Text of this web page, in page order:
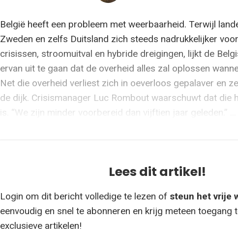
België heeft een probleem met weerbaarheid. Terwijl
Zweden en zelfs Duitsland zich steeds nadrukkelijker
crisissen, stroomuitval en hybride dreigingen, lijkt de
ervan uit te gaan dat de overheid alles zal oplossen
Net die overheid verliest zich in oeverloos gepalaver en
de dijk. Crisismanager Luc Rombout waarschuwt dat die
is. “We zijn minder voorbereid dan vijftien jaar geleden.” ...
Lees dit artikel!
Login om dit bericht volledige te lezen of steun het vrije
eenvoudig en snel te abonneren en krijg meteen toegang
exclusieve artikelen!